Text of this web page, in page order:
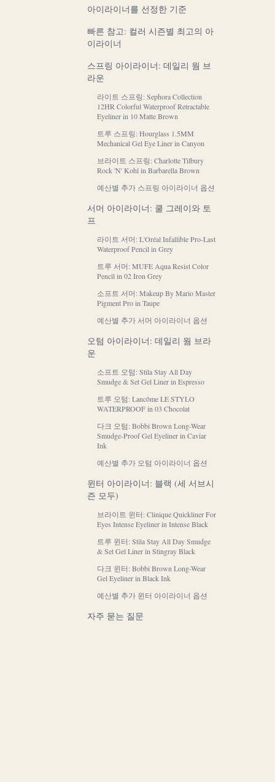
아이라이너를 선정한 기준
빠른 참고: 컬러 시즌별 최고의 아
이라이너
스프링 아이라이너: 데일리 웜 브
라운
라이트 스프링: Sephora Collection
12HR Colorful Waterproof Retractable
Eyeliner in 10 Matte Brown
트루 스프링: Hourglass 1.5MM
Mechanical Gel Eye Liner in Canyon
브라이트 스프링: Charlotte Tilbury
Rock 'N' Kohl in Barbarella Brown
예산별 추가 스프링 아이라이너 옵션
서머 아이라이너: 쿨 그레이와 토
프
라이트 서머: L'Oréal Infallible Pro-Last
Waterproof Pencil in Grey
트루 서머: MUFE Aqua Resist Color
Pencil in 02 Iron Grey
소프트 서머: Makeup By Mario Master
Pigment Pro in Taupe
예산별 추가 서머 아이라이너 옵션
오텀 아이라이너: 데일리 웜 브라
운
소프트 오텀: Stila Stay All Day
Smudge & Set Gel Liner in Espresso
트루 오텀: Lancôme LE STYLO
WATERPROOF in 03 Chocolat
다크 오텀: Bobbi Brown Long-Wear
Smudge-Proof Gel Eyeliner in Caviar
Ink
예산별 추가 오텀 아이라이너 옵션
윈터 아이라이너: 블랙 (세 서브시
즌 모두)
브라이트 윈터: Clinique Quickliner For
Eyes Intense Eyeliner in Intense Black
트루 윈터: Stila Stay All Day Smudge
& Set Gel Liner in Stingray Black
다크 윈터: Bobbi Brown Long-Wear
Gel Eyeliner in Black Ink
예산별 추가 윈터 아이라이너 옵션
자주 묻는 질문